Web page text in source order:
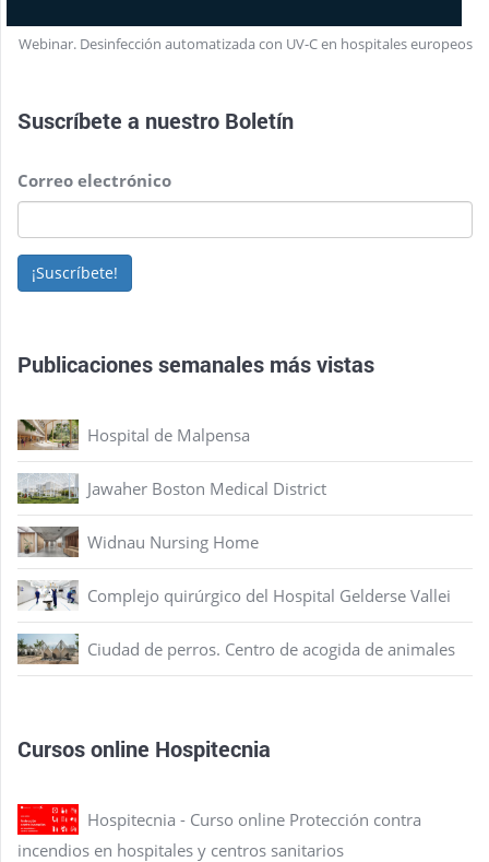
Webinar. Desinfección automatizada con UV-C en hospitales europeos
Suscríbete a nuestro Boletín
Correo electrónico
¡Suscríbete!
Publicaciones semanales más vistas
Hospital de Malpensa
Jawaher Boston Medical District
Widnau Nursing Home
Complejo quirúrgico del Hospital Gelderse Vallei
Ciudad de perros. Centro de acogida de animales
Cursos online Hospitecnia
Hospitecnia - Curso online Protección contra
incendios en hospitales y centros sanitarios